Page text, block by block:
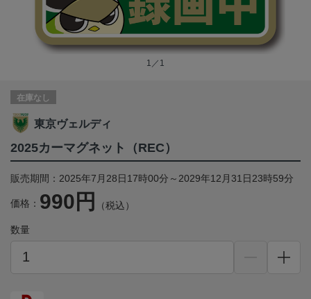
1／1
在庫なし
東京ヴェルディ
2025カーマグネット（REC）
販売期間：2025年7月28日17時00分～2029年12月31日23時59分
価格： 990円 （税込）
数量